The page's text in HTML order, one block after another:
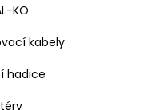
KO
kabely
hadice